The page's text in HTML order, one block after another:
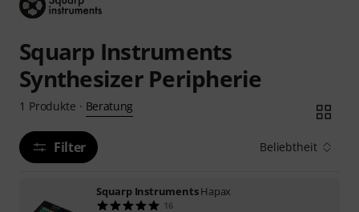
Squarp Instruments
Synthesizer Peripherie
1 Produkte · Beratung
Filter Beliebtheit
Squarp InstrumentsHapax
16